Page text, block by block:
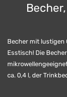
Becher mit lustigen
Esstisch! Die
ca. 0,4 l, der